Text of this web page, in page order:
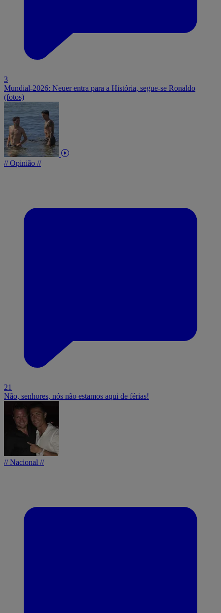
3
Mundial-2026: Neuer entra para a História, segue-se Ronaldo
(fotos)
// Opinião //
21
Não, senhores, nós não estamos aqui de férias!
// Nacional //